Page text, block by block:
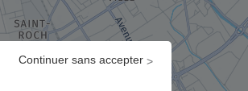
Continuer sans accepter